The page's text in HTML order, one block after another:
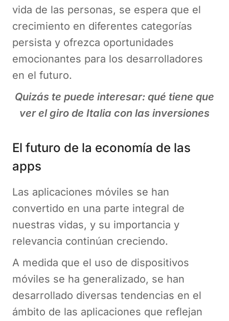
vida de las personas, se espera que el
crecimiento en diferentes categorías
persista y ofrezca oportunidades
emocionantes para los desarrolladores
en el futuro.
Quizás te puede interesar: qué tiene que
ver el giro de Italia con las inversiones
El futuro de la economía de las
apps
Las aplicaciones móviles se han
convertido en una parte integral de
nuestras vidas, y su importancia y
relevancia continúan creciendo.
A medida que el uso de dispositivos
móviles se ha generalizado, se han
desarrollado diversas tendencias en el
ámbito de las aplicaciones que reflejan